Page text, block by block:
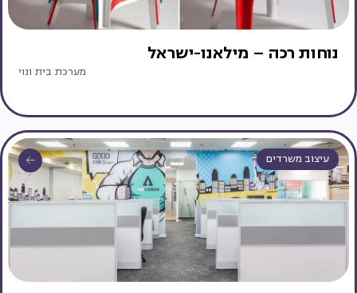
נוחות רכה – מילאנו-ישראל
מערכת בית ונוי
עיצוב משרדים